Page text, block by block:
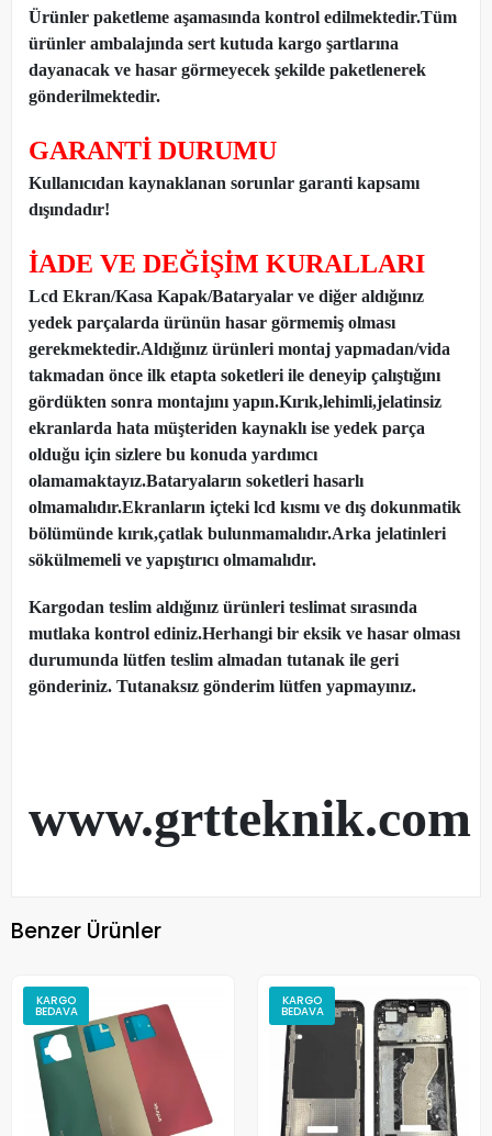
Ürünler paketleme aşamasında kontrol edilmektedir.Tüm
ürünler ambalajında sert kutuda kargo şartlarına
dayanacak ve hasar görmeyecek şekilde paketlenerek
gönderilmektedir.
GARANTİ DURUMU
Kullanıcıdan kaynaklanan sorunlar garanti kapsamı
dışındadır!
İADE VE DEĞİŞİM KURALLARI
Lcd Ekran/Kasa Kapak/Bataryalar ve diğer aldığınız
yedek parçalarda ürünün hasar görmemiş olması
gerekmektedir.Aldığınız ürünleri montaj yapmadan/vida
takmadan önce ilk etapta soketleri ile deneyip çalıştığını
gördükten sonra montajını yapın.Kırık,lehimli,jelatinsiz
ekranlarda hata müşteriden kaynaklı ise yedek parça
olduğu için sizlere bu konuda yardımcı
olamamaktayız.Bataryaların soketleri hasarlı
olmamalıdır.Ekranların içteki lcd kısmı ve dış dokunmatik
bölümünde kırık,çatlak bulunmamalıdır.Arka jelatinleri
sökülmemeli ve yapıştırıcı olmamalıdır.
Kargodan teslim aldığınız ürünleri teslimat sırasında
mutlaka kontrol ediniz.Herhangi bir eksik ve hasar olması
durumunda lütfen teslim almadan tutanak ile geri
gönderiniz. Tutanaksız gönderim lütfen yapmayınız.
www.grtteknik.com
Benzer Ürünler
KARGO
BEDAVA
KARGO
BEDAVA